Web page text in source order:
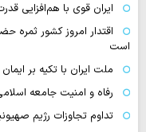
ایران قوی با هم‌افزایی
اقتدار امروز کشور ثمره
است
ملت ایران با تکیه بر
رفاه و امنیت جامعه
تداوم تجاوزات رژیم